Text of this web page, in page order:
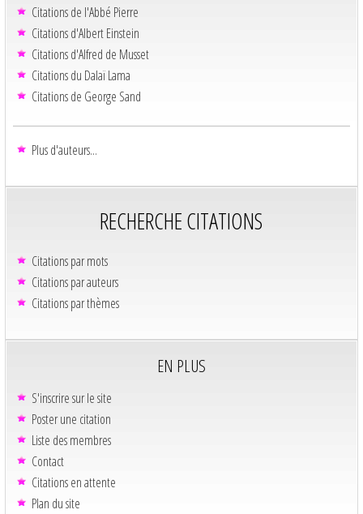
Citations de l'Abbé Pierre
Citations d'Albert Einstein
Citations d'Alfred de Musset
Citations du Dalaï Lama
Citations de George Sand
Plus d'auteurs...
RECHERCHE CITATIONS
Citations par mots
Citations par auteurs
Citations par thèmes
EN PLUS
S'inscrire sur le site
Poster une citation
Liste des membres
Contact
Citations en attente
Plan du site